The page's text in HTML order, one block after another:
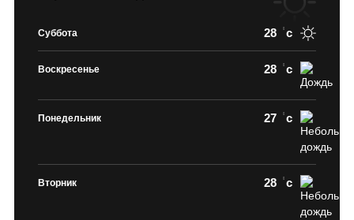
Суббота 28 c
Воскресенье 28 c
Понедельник 27 c
Вторник 28 c